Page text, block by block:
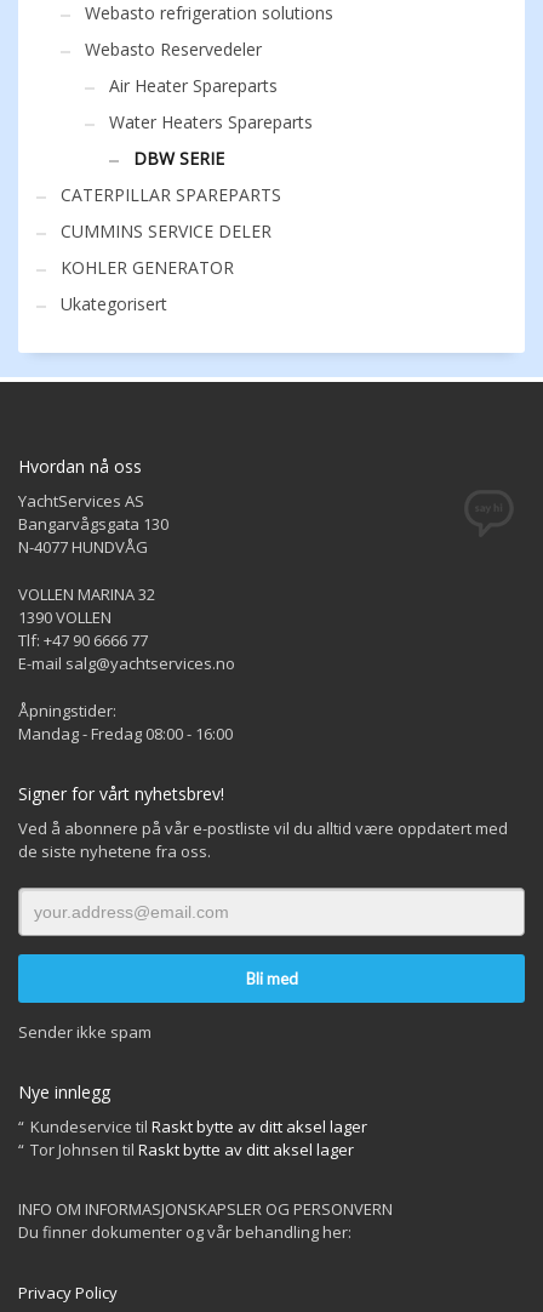
Webasto refrigeration solutions
Webasto Reservedeler
Air Heater Spareparts
Water Heaters Spareparts
DBW SERIE
CATERPILLAR SPAREPARTS
CUMMINS SERVICE DELER
KOHLER GENERATOR
Ukategorisert
Hvordan nå oss
YachtServices AS
Bangarvågsgata 130
N-4077 HUNDVÅG
VOLLEN MARINA 32
1390 VOLLEN
Tlf: +47 90 6666 77
E-mail salg@yachtservices.no
Åpningstider:
Mandag - Fredag 08:00 - 16:00
Signer for vårt nyhetsbrev!
Ved å abonnere på vår e-postliste vil du alltid være oppdatert med
de siste nyhetene fra oss.
Sender ikke spam
Nye innlegg
Kundeservice til Raskt bytte av ditt aksel lager
Tor Johnsen til Raskt bytte av ditt aksel lager
INFO OM INFORMASJONSKAPSLER OG PERSONVERN
Du finner dokumenter og vår behandling her:
Privacy Policy